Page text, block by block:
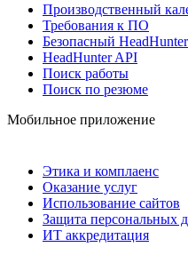
Производственный
Требования к ПО
Безопасный HeadHunter
HeadHunter API
Поиск работы
Поиск по резюме
Мобильное приложение
Этика и комплаенс
Оказание услуг
Использование сайтов
Защита персональных
ИТ аккредитация